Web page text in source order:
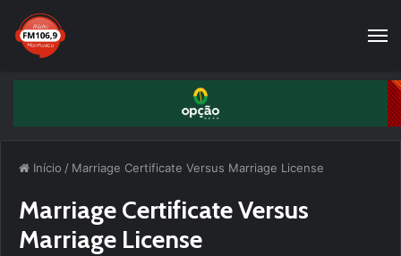
Início / Marriage Certificate Versus Marriage License
Marriage Certificate Versus
Marriage License